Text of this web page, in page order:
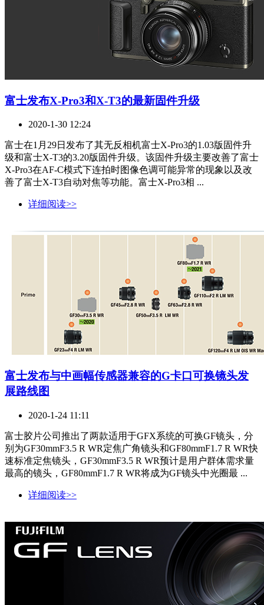
富士发布X-Pro3和X-T3的最新固件升级
2020-1-30 12:24
富士在1月29日发布了其无反相机富士X-Pro3的1.03版固件升
级和富士X-T3的3.20版固件升级。该固件升级主要改善了富士
X-Pro3在AF-C模式下连拍时图像色调可能异常的现象以及改
善了富士X-T3自动对焦等功能。富士X-Pro3相 ...
详细阅读>>
富士发布与中画幅传感器兼容的G卡口可换镜头发
展路线图
2020-1-24 11:11
富士胶片公司推出了两款适用于GFX系统的可换GF镜头，分
别为GF30mmF3.5 R WR定焦广角镜头和GF80mmF1.7 R WR快
速标准定焦镜头，GF30mmF3.5 R WR预计是用户群体需求量
最高的镜头，GF80mmF1.7 R WR将成为GF镜头中光圈最 ...
详细阅读>>